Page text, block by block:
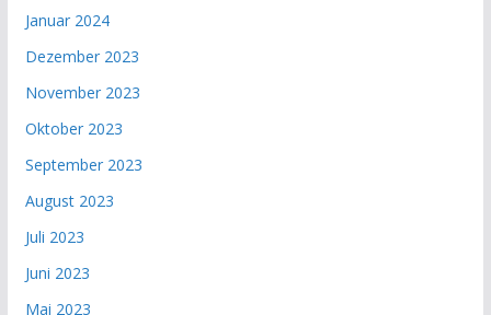
Januar 2024
Dezember 2023
November 2023
Oktober 2023
September 2023
August 2023
Juli 2023
Juni 2023
Mai 2023